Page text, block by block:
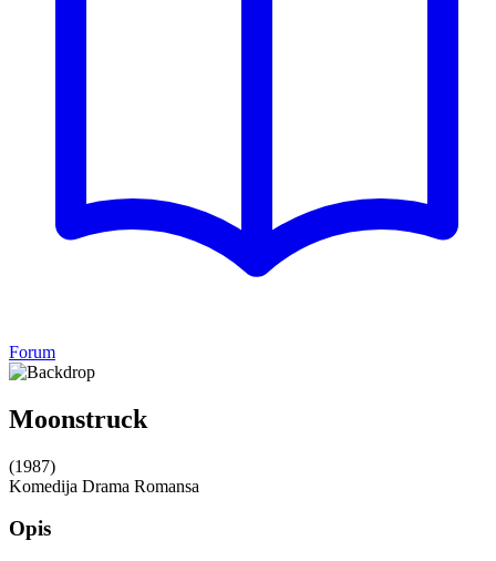
Forum
Moonstruck
(1987)
Komedija Drama Romansa
Opis